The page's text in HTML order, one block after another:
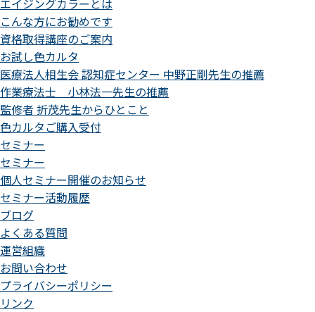
エイジングカラーとは
こんな方にお勧めです
資格取得講座のご案内
お試し色カルタ
医療法人相生会 認知症センター 中野正剛先生の推薦
作業療法士 小林法一先生の推薦
監修者 折茂先生からひとこと
色カルタご購入受付
セミナー
セミナー
個人セミナー開催のお知らせ
セミナー活動履歴
ブログ
よくある質問
運営組織
お問い合わせ
プライバシーポリシー
リンク